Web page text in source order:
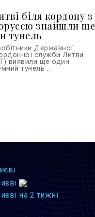
біля кордону з
знайшли ще
тунель
Державної
служби Литви
виявили ще один
тунель ...